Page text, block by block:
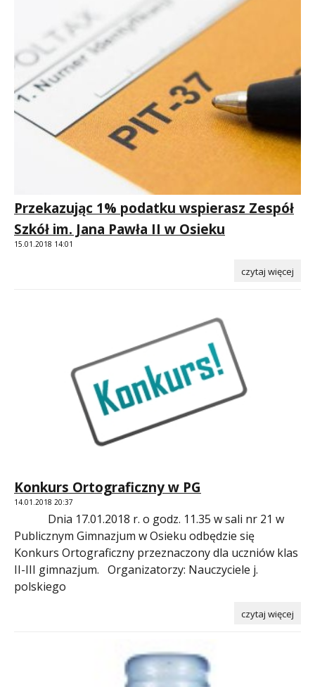
Przekazując 1% podatku wspierasz Zespół
Szkół im. Jana Pawła II w Osieku
15.01.2018 14:01
czytaj więcej
Konkurs Ortograficzny w PG
14.01.2018 20:37
Dnia 17.01.2018 r. o godz. 11.35 w sali nr 21 w
Publicznym Gimnazjum w Osieku odbędzie się
Konkurs Ortograficzny przeznaczony dla uczniów klas
II-III gimnazjum. Organizatorzy: Nauczyciele j.
polskiego
czytaj więcej